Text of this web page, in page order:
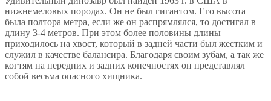
нижнемеловых породах. Он не был гигантом. Его высота
была полтора метра, если же он распрямлялся, то достигал в
длину 3-4 метров. При этом более половины длины
приходилось на хвост, который в задней части был жестким и
служил в качестве балансира. Благодаря своим зубам, а так же
когтям на передних и задних конечностях он представлял
собой весьма опасного хищника.